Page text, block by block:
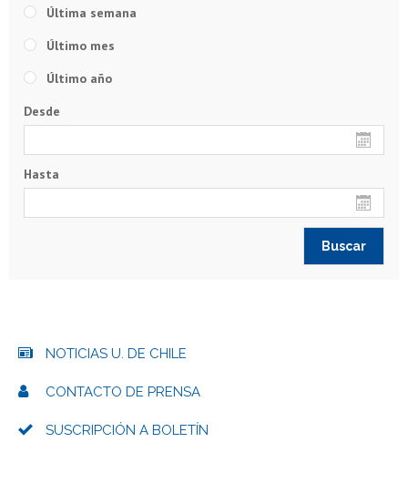
Última semana
Último mes
Último año
Desde
Hasta
NOTICIAS U. DE CHILE
CONTACTO DE PRENSA
SUSCRIPCIÓN A BOLETÍN